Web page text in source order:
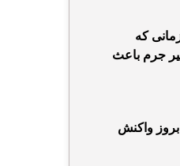
که
جرم باعث
واکنش